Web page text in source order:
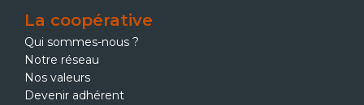
La coopérative
Qui sommes-nous ?
Notre réseau
Nos valeurs
Devenir adhérent